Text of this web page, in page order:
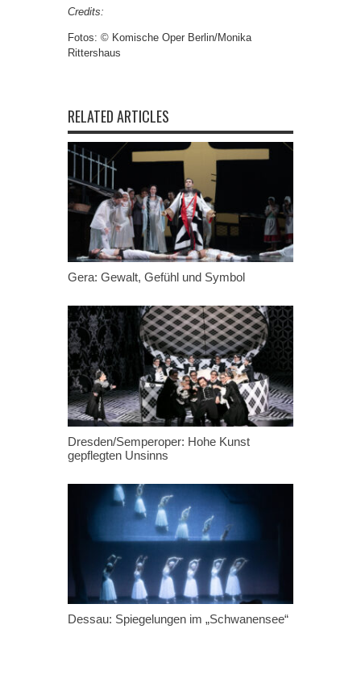
Credits:
Fotos: © Komische Oper Berlin/Monika
Rittershaus
RELATED ARTICLES
Gera: Gewalt, Gefühl und Symbol
Dresden/Semperoper: Hohe Kunst
gepflegten Unsinns
Dessau: Spiegelungen im „Schwanensee“